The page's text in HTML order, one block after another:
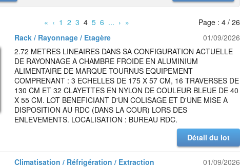
« ‹ 1 2 3 45 6 ... › »
Page : 4 / 26
Rack / Rayonnage / Etagère 01/09/2026
2.72 METRES LINEAIRES DANS SA CONFIGURATION ACTUELLE
DE RAYONNAGE A CHAMBRE FROIDE EN ALUMINIUM
ALIMENTAIRE DE MARQUE TOURNUS EQUIPEMENT
COMPRENANT : 3 ECHELLES DE 175 X 57 CM, 16 TRAVERSES DE
130 CM ET 32 CLAYETTES EN NYLON DE COULEUR BLEUE DE 40
X 55 CM. LOT BENEFICIANT D'UN COLISAGE ET D'UNE MISE A
DISPOSITION AU RDC (DANS LA COUR) LORS DES
ENLEVEMENTS. LOCALISATION : BUREAU RDC.
Détail du lot
Climatisation / Réfrigération / Extraction 01/09/2026